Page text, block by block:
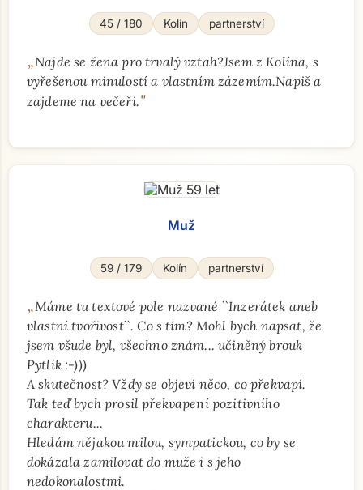
45 / 180 Kolín partnerství
„Najde se žena pro trvalý vztah?Jsem z Kolína, s
vyřešenou minulostí a vlastním zázemím.Napiš a
zajdeme na večeři."
Muž
59 / 179 Kolín partnerství
„Máme tu textové pole nazvané ``Inzerátek aneb
vlastní tvořivost``. Co s tím? Mohl bych napsat, že
jsem všude byl, všechno znám... učiněný brouk
Pytlík :-)))
A skutečnost? Vždy se objeví něco, co překvapí.
Tak teď bych prosil překvapení pozitivního
charakteru...
Hledám nějakou milou, sympatickou, co by se
dokázala zamilovat do muže i s jeho
nedokonalostmi.